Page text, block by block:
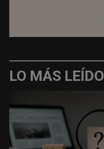
LO MÁS LEÍDO